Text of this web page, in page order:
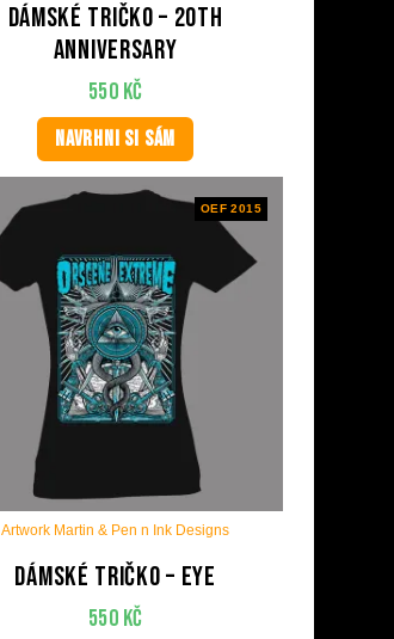
Dámské tričko – 20th
anniversary
550 Kč
NAVRHNI SI SÁM
OEF 2015
Artwork Martin & Pen n Ink Designs
Dámské tričko – Eye
550 Kč